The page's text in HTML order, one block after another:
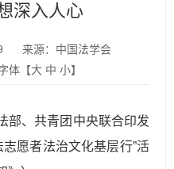
深入人心
来源：中国法学会
体【大 中 小】
部、共青团中央联合印发
志愿者法治文化基层行”活